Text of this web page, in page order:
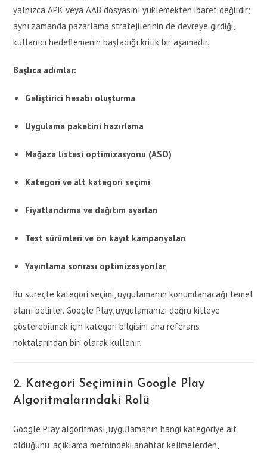
yalnızca APK veya AAB dosyasını yüklemekten ibaret değildir;
aynı zamanda pazarlama stratejilerinin de devreye girdiği,
kullanıcı hedeflemenin başladığı kritik bir aşamadır.
Başlıca adımlar:
Geliştirici hesabı oluşturma
Uygulama paketini hazırlama
Mağaza listesi optimizasyonu (ASO)
Kategori ve alt kategori seçimi
Fiyatlandırma ve dağıtım ayarları
Test sürümleri ve ön kayıt kampanyaları
Yayınlama sonrası optimizasyonlar
Bu süreçte kategori seçimi, uygulamanın konumlanacağı temel
alanı belirler. Google Play, uygulamanızı doğru kitleye
gösterebilmek için kategori bilgisini ana referans
noktalarından biri olarak kullanır.
2. Kategori Seçiminin Google Play
Algoritmalarındaki Rolü
Google Play algoritması, uygulamanın hangi kategoriye ait
olduğunu, açıklama metnindeki anahtar kelimelerden,